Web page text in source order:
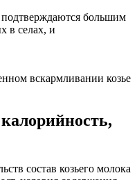
подтверждаются большим
в селах, и
вскармливании козье
состав козьего молока